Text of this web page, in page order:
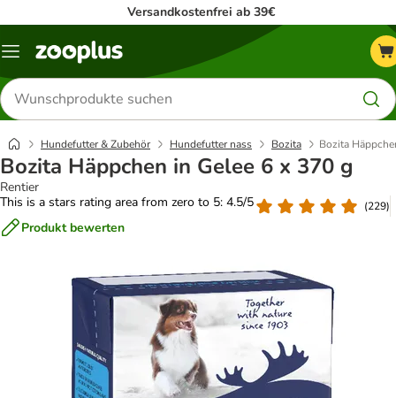
Versandkostenfrei ab 39€
Menü
Produkte
suchen
Hundefutter & Zubehör Hundefutter nass Bozita Bozita
Bozita Häppchen in Gelee 6 x 370 g
Rentier
This is a stars rating area from zero to 5: 4.5/5
(229)
Produkt bewerten